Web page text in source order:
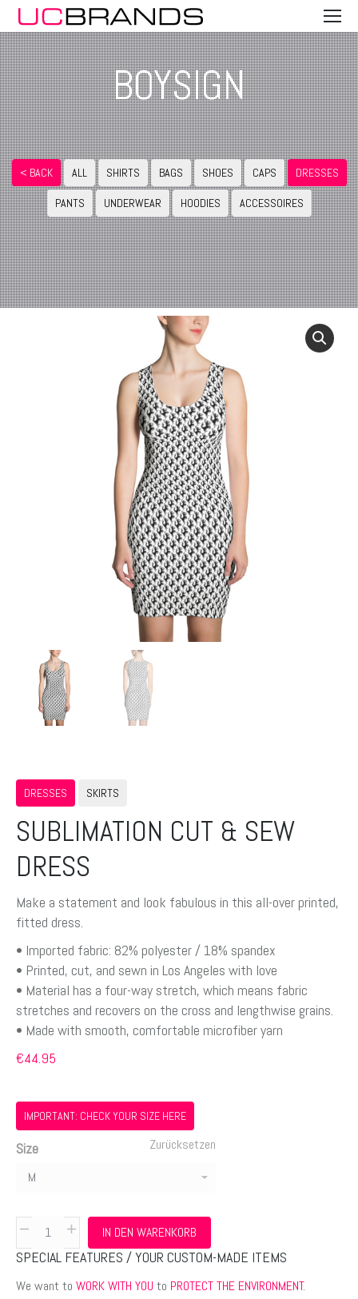
BOYSIGN
< BACK ALL SHIRTS BAGS SHOES CAPS DRESSES
PANTS UNDERWEAR HOODIES ACCESSOIRES
DRESSES SKIRTS
SUBLIMATION CUT & SEW
DRESS
Make a statement and look fabulous in this all-over printed,
fitted dress.
• Imported fabric: 82% polyester / 18% spandex
• Printed, cut, and sewn in Los Angeles with love
• Material has a four-way stretch, which means fabric
stretches and recovers on the cross and lengthwise grains.
• Made with smooth, comfortable microfiber yarn
€44.95
IMPORTANT: CHECK YOUR SIZE HERE
Size Zurücksetzen
Sublimation
Cut
&
Sew
IN DEN WARENKORB
SPECIAL FEATURES / YOUR CUSTOM-MADE ITEMS
We want to WORK WITH YOU to PROTECT THE ENVIRONMENT.